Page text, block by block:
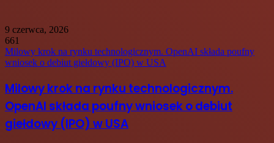
9 czerwca, 2026
661
Milowy krok na rynku technologicznym. OpenAI składa poufny
wniosek o debiut giełdowy (IPO) w USA
Milowy krok na rynku technologicznym.
OpenAI składa poufny wniosek o debiut
giełdowy (IPO) w USA